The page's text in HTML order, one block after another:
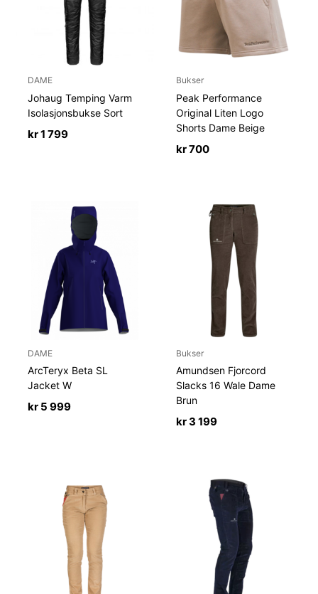
DAME
Johaug Temping Varm
Isolasjonsbukse Sort
kr1 799
Bukser
Peak Performance
Original Liten Logo
Shorts Dame Beige
kr700
DAME
ArcTeryx Beta SL
Jacket W
kr 5 999
Bukser
Amundsen Fjorcord
Slacks 16 Wale Dame
Brun
kr3 199